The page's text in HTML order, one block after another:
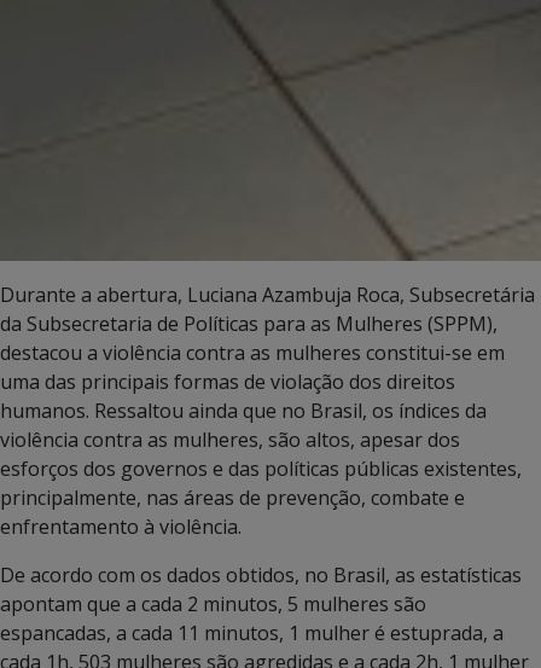
Durante a abertura, Luciana Azambuja Roca, Subsecretária
da Subsecretaria de Políticas para as Mulheres (SPPM),
destacou a violência contra as mulheres constitui-se em
uma das principais formas de violação dos direitos
humanos. Ressaltou ainda que no Brasil, os índices da
violência contra as mulheres, são altos, apesar dos
esforços dos governos e das políticas públicas existentes,
principalmente, nas áreas de prevenção, combate e
enfrentamento à violência.
De acordo com os dados obtidos, no Brasil, as estatísticas
apontam que a cada 2 minutos, 5 mulheres são
espancadas, a cada 11 minutos, 1 mulher é estuprada, a
cada 1h, 503 mulheres são agredidas e a cada 2h, 1 mulher